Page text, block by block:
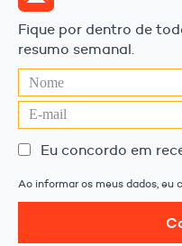
Fique por dentro de
resumo semanal.
Eu concordo em
Ao informar os meus dados, eu